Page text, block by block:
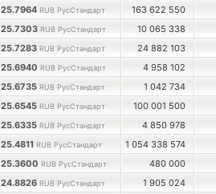
25.7964 RUB РусСтандарт 163 622 550
25.7303 RUB РусСтандарт 10 065 338
25.7283 RUB РусСтандарт 24 882 103
25.6940 RUB РусСтандарт 4 958 102
25.6735 RUB РусСтандарт 1 042 734
25.6545 RUB РусСтандарт 100 001 500
25.6335 RUB РусСтандарт 4 850 978
25.4811 RUB РусСтандарт 1 054 338 574
25.3600 RUB РусСтандарт 480 000
24.8826 RUB РусСтандарт 1 905 024